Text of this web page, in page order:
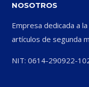
NOSOTROS
Empresa dedicada a
artículos de segunda
NIT: 0614-290922-